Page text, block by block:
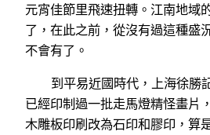
元宵佳節里飛速扭轉。江南地域
了，在此之前，從沒有過這種盛
不會有了。
到平易近國時代，上海徐勝
已經印制過一批走馬燈精怪畫片
木雕板印刷改為石印和膠印，算